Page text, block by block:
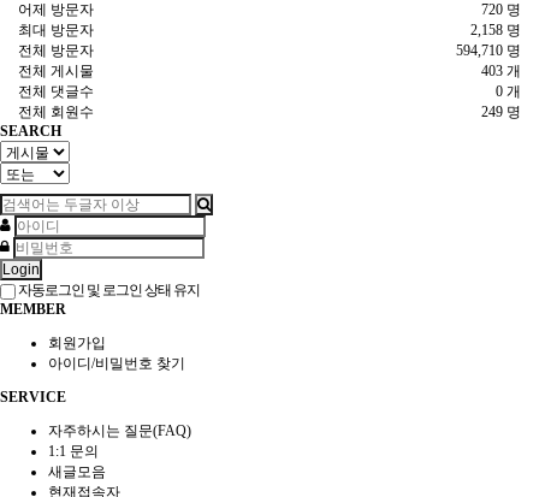
720 명
어제 방문자
2,158 명
최대 방문자
594,710 명
전체 방문자
403 개
전체 게시물
0 개
전체 댓글수
249 명
전체 회원수
SEARCH
Login
자동로그인 및 로그인 상태 유지
MEMBER
회원가입
아이디/비밀번호 찾기
SERVICE
자주하시는 질문(FAQ)
1:1 문의
새글모음
현재접속자